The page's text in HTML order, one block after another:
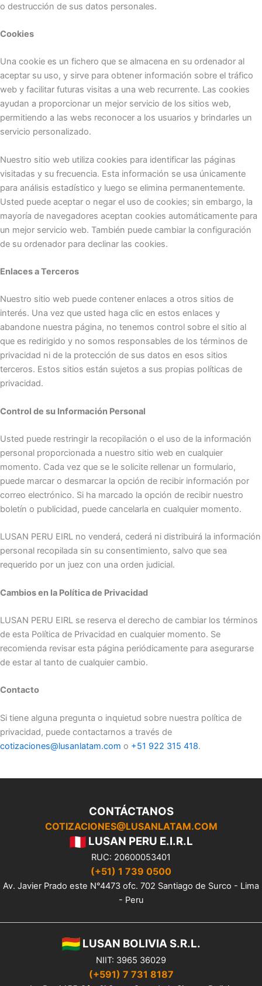
o destrucción de sus datos personales.
Cookies
Una cookie es un fichero que se almacena en su ordenador al
aceptar su uso, y sirve para obtener información sobre el tráfico
web y facilitar futuras visitas a una web recurrente. Las cookies
ayudan a proporcionar un mejor servicio de los sitios web,
permitiendo a las webs reconocer a los usuarios y brindarles un
servicio personalizado.
Nuestro sitio web utiliza cookies para identificar las páginas
visitadas y su frecuencia. Esta información se usa únicamente
para análisis estadístico y luego se elimina permanentemente.
Usted puede aceptar o negar el uso de cookies; sin embargo, la
mayoría de navegadores aceptan cookies automáticamente para
un mejor servicio web. También puede cambiar la configuración
de su ordenador para declinar las cookies.
Enlaces a Terceros
Nuestro sitio web puede contener enlaces a otros sitios de
interés. Una vez que usted haga clic en estos enlaces y
abandone nuestra página, no tenemos control sobre el sitio al
que es redirigido y no somos responsables de los términos de
privacidad ni de la protección de sus datos en esos sitios
terceros. Estos sitios están sujetos a sus propias políticas de
privacidad.
Control de su Información Personal
Usted puede restringir la recopilación o el uso de la información
personal proporcionada a nuestro sitio web en cualquier
momento. Cada vez que se le solicite rellenar un formulario,
puede marcar o desmarcar la opción de recibir información por
correo electrónico. Si ha marcado la opción de recibir nuestro
boletín o publicidad, puede cancelarla en cualquier momento.
LUSAN PERU EIRL no venderá, cederá ni distribuirá la información
personal recopilada sin su consentimiento, salvo que sea
requerido por un juez con una orden judicial.
Cambios en la Política de Privacidad
LUSAN PERU EIRL se reserva el derecho de cambiar los términos
de esta Política de Privacidad en cualquier momento. Se
recomienda revisar esta página periódicamente para asegurarse
de estar al tanto de cualquier cambio.
Contacto
Si tiene alguna pregunta o inquietud sobre nuestra política de
privacidad, puede contactarnos a través de
cotizaciones@lusanlatam.com o +51 922 315 418.
CONTÁCTANOS
COTIZACIONES@LUSANLATAM.COM
LUSAN PERU E.I.R.L
RUC: 20600053401
(+51) 1 739 0500
Av. Javier Prado este N°4473 ofc. 702 Santiago de Surco - Lima
- Peru
LUSAN BOLIVIA S.R.L.
NIIT: 3965 36029
(+591) 7 731 8187